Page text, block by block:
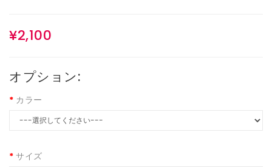
¥2,100
オプション:
カラー
サイズ